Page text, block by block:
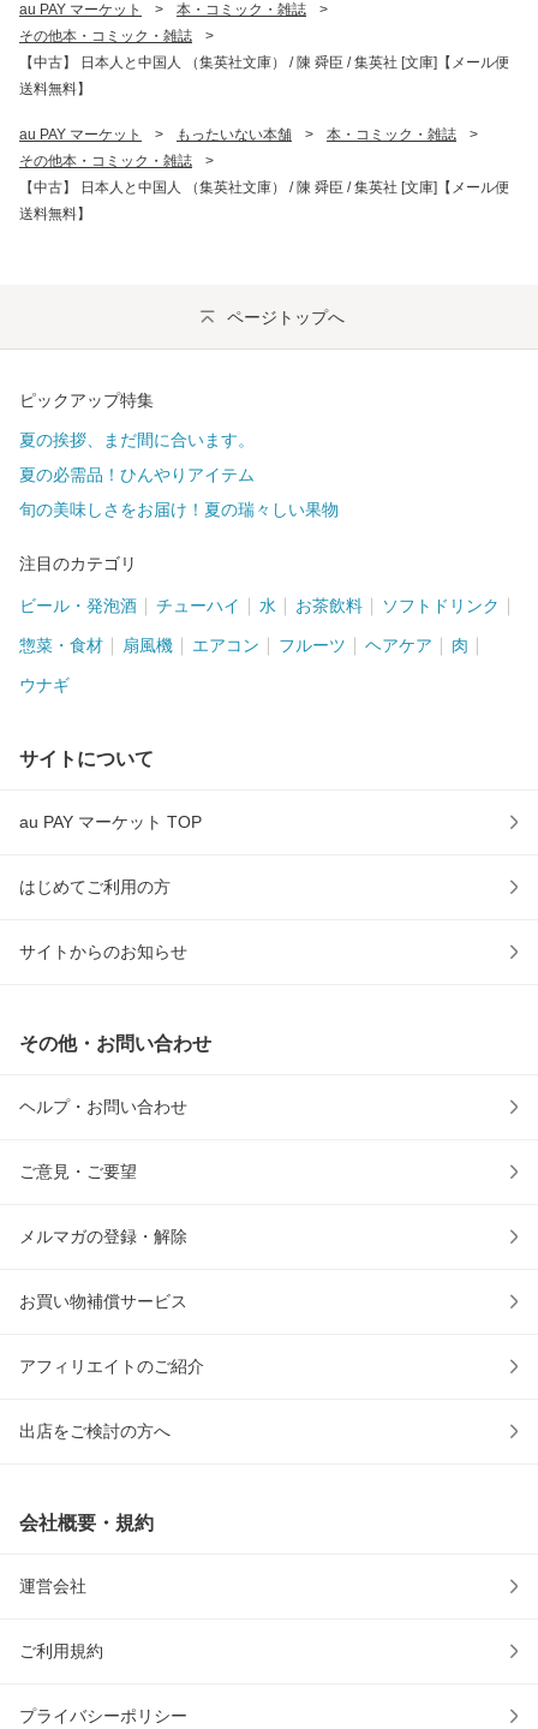
au PAY マーケット > 本・コミック・雑誌
>
その他本・コミック・雑誌
>
【中古】 日本人と中国人 （集英社文庫） / 陳 舜臣 / 集英社 [文庫]【メール便
送料無料】
au PAY マーケット > もったいない本舗 > 本・コミック・雑誌
>
その他本・コミック・雑誌
>
【中古】 日本人と中国人 （集英社文庫） / 陳 舜臣 / 集英社 [文庫]【メール便
送料無料】
ページトップへ
ピックアップ特集
夏の挨拶、まだ間に合います。
夏の必需品！ひんやりアイテム
旬の美味しさをお届け！夏の瑞々しい果物
注目のカテゴリ
ビール・発泡酒 チューハイ 水 お茶飲料 ソフトドリンク
惣菜・食材 扇風機 エアコン フルーツ ヘアケア 肉
ウナギ
サイトについて
au PAY マーケット TOP
はじめてご利用の方
サイトからのお知らせ
その他・お問い合わせ
ヘルプ・お問い合わせ
ご意見・ご要望
メルマガの登録・解除
お買い物補償サービス
アフィリエイトのご紹介
出店をご検討の方へ
会社概要・規約
運営会社
ご利用規約
プライバシーポリシー